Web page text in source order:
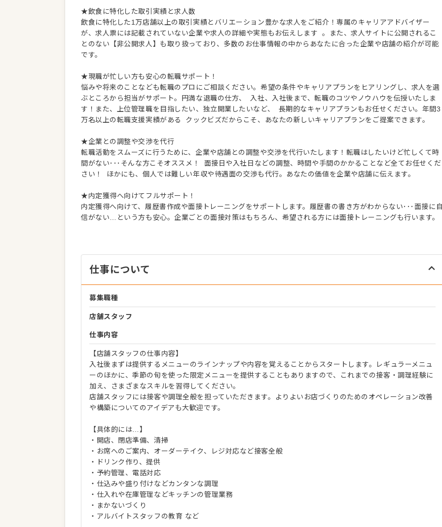
★飲食に特化した取引実績と求人数
飲食に特化した1万店舗以上の取引実績とバリエーション豊かな求人をご紹介！専属のキャリアアドバイザー
が、求人票には記載されていない企業や求人の詳細や実態もお伝えします 。また、求人サイトに公開されるこ
とのない【非公開求人】も取り扱っており、多数のお仕事情報の中からあなたに合った企業や店舗の紹介が可能
です。
★現職が忙しい方も安心の転職サポート！
悩みや将来のことなども転職のプロにご相談ください。希望の条件やキャリアプランをヒアリングし、求人を選
ぶところから担当がサポート。円満な退職の仕方、 入社、入社後まで、転職のコツやノウハウを伝授いたしま
す！また、上位管理職を目指したい、独立開業したいなど、 長期的なキャリアプランもお任せください。年間3
万名以上の転職支援実績がある クックビズだからこそ、あなたの新しいキャリアプランをご提案できます。
★企業との調整や交渉を代行
転職活動をスムーズに行うために、企業や店舗との調整や交渉を代行いたします！転職はしたいけど忙しくて時
間がない･･･そんな方こそオススメ！ 面接日や入社日などの調整、時間や手間のかかることなど全てお任せくだ
さい！ ほかにも、個人では難しい年収や待遇面の交渉も代行。あなたの価値を企業や店舗に伝えます。
★内定獲得へ向けてフルサポート！
内定獲得へ向けて、履歴書作成や面接トレーニングをサポートします。履歴書の書き方がわからない･･･面接に
信がない…という方も安心。企業ごとの面接対策はもちろん、希望される方には面接トレーニングも行います。
仕事について
募集職種
店舗スタッフ
仕事内容
【店舗スタッフの仕事内容】
入社後まずは提供するメニューのラインナップや内容を覚えることからスタートします。レギュラーメニュ
ーのほかに、季節の旬を使った限定メニューを提供することもありますので、これまでの接客・調理経験に
加え、さまざまなスキルを習得してください。
店舗スタッフには接客や調理全般を担っていただきます。よりよいお店づくりのためのオペレーション改善
や構築についてのアイデアも大歓迎です。
【具体的には…】
・開店、閉店準備、清掃
・お席へのご案内、オーダーテイク、レジ対応など接客全般
・ドリンク作り、提供
・予約管理、電話対応
・仕込みや盛り付けなどカンタンな調理
・仕入れや在庫管理などキッチンの管理業務
・まかないづくり
・アルバイトスタッフの教育 など